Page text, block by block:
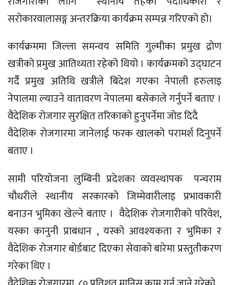
सरोकारवालासङ्ग अन्तरक्रिया कार्यक्रम सम्पन्न गरिएको हो।
कार्यक्रममा जिल्ला समन्वय समिति गुल्मीका प्रमुख द्रोण
खत्रीको प्रमुख आतिथ्यता रहेको थियो । कार्यक्रमको उद्घाटन
गर्दै प्रमुख अतिथि खत्रीले बिदेश गएका नेपाली हरुलाइ
नेपालमा ल्याउने वातावरण नेपालमा बसेकाले गर्नुपर्ने बताए ।
वैदेशिक रोजगार सुरक्षित तरिकाको हुनुपर्नेमा जोड दिदै
वैदेशिक रोजगारमा जानेलाई फरक खालको परामर्श दिनुपर्ने
बताए ।
सामी परियोजना लुम्बिनी प्रदेशका व्यवस्थापक पन्चराम
चौधरीले स्थानीय सरकारको जिम्मेवारीलाइ प्रभावकारी
बनाउन भुमिका खेल्ने बताए । वैदेशिक रोजगारीको परिवेश,
यस्का कानुनी प्राबधान , यस्को आवश्यकता र भुमिका र
वैदेशिक रोजगार बोर्डबाट दिएका सेवाको बारेमा प्रस्तुतीकरण
गरेका थिए ।